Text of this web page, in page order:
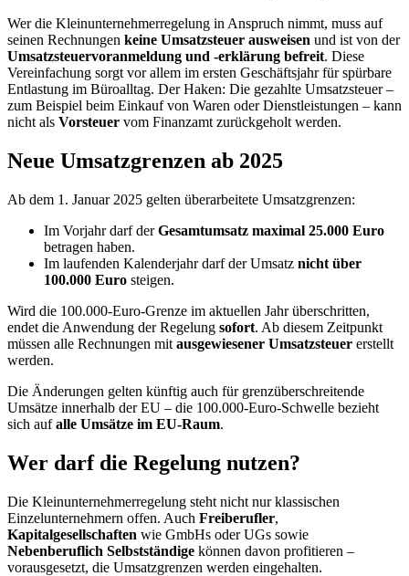
Wer die Kleinunternehmerregelung in Anspruch nimmt, muss auf
seinen Rechnungen keine Umsatzsteuer ausweisen und ist von der
Umsatzsteuervoranmeldung und -erklärung befreit. Diese
Vereinfachung sorgt vor allem im ersten Geschäftsjahr für spürbare
Entlastung im Büroalltag. Der Haken: Die gezahlte Umsatzsteuer –
zum Beispiel beim Einkauf von Waren oder Dienstleistungen – kann
nicht als Vorsteuer vom Finanzamt zurückgeholt werden.
Neue Umsatzgrenzen ab 2025
Ab dem 1. Januar 2025 gelten überarbeitete Umsatzgrenzen:
Im Vorjahr darf derGesamtumsatz maximal 25.000 Euro
betragen haben.
Im laufenden Kalenderjahr darf der Umsatz nicht über
100.000 Euro steigen.
Wird die 100.000-Euro-Grenze im aktuellen Jahr überschritten,
endet die Anwendung der Regelung sofort. Ab diesem Zeitpunkt
müssen alle Rechnungen mit ausgewiesener Umsatzsteuer erstellt
werden.
Die Änderungen gelten künftig auch für grenzüberschreitende
Umsätze innerhalb der EU – die 100.000-Euro-Schwelle bezieht
sich aufalle Umsätze im EU-Raum.
Wer darf die Regelung nutzen?
Die Kleinunternehmerregelung steht nicht nur klassischen
Einzelunternehmern offen. Auch Freiberufler,
Kapitalgesellschaften wie GmbHs oder UGs sowie
Nebenberuflich Selbstständige können davon profitieren –
vorausgesetzt, die Umsatzgrenzen werden eingehalten.